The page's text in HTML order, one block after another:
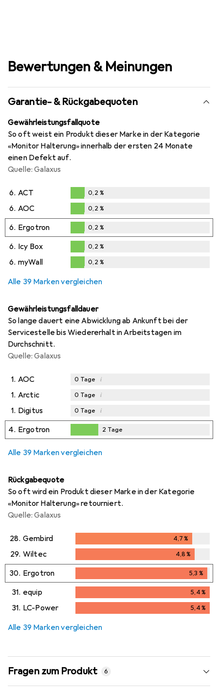
Bewertungen & Meinungen
Garantie- & Rückgabequoten
Gewährleistungsfallquote
So oft weist ein Produkt dieser Marke in der Kategorie
«Monitor Halterung» innerhalb der ersten 24 Monate
einen Defekt auf.
Quelle: Galaxus
6. ACT
0,2%
0,2 %
6. AOC
0,2%
0,2 %
6. Ergotron
0,2%
0,2 %
6. Icy Box
0,2%
0,2 %
6. myWall 0,2 %
Alle 39 Marken vergleichen
Gewährleistungsfalldauer
So lange dauert eine Abwicklung ab Ankunft bei der
Servicestelle bis Wiedererhalt in Arbeitstagen im
Durchschnitt.
Quelle: Galaxus
1. AOC 0 Tage i
1. Arctic 0 Tage i
1. Digitus 0 Tage i
4. Ergotron
2Tage
2 Tage
Alle 39 Marken vergleichen
Rückgabequote
So oft wird ein Produkt dieser Marke in der Kategorie
«Monitor Halterung» retourniert.
Quelle: Galaxus
28. Gembird 4,7%
4,7%
29. Wiltec 4,8%
4,8%
30. Ergotron 5,3 %
5,3%
31. equip 5,4%
5,4%
31. LC-Power 5,4%
Alle 39 Marken vergleichen
Fragen zum Produkt 6